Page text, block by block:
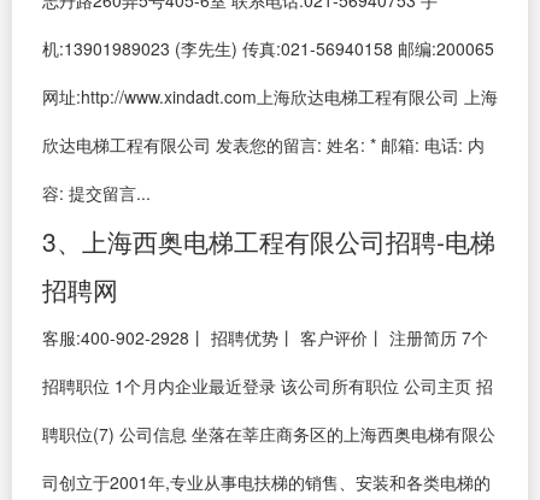
机:13901989023 (李先生) 传真:021-56940158 邮编:200065
网址:http://www.xindadt.com上海欣达电梯工程有限公司 上海
欣达电梯工程有限公司 发表您的留言: 姓名: * 邮箱: 电话: 内
容: 提交留言...
3、上海西奥电梯工程有限公司招聘-电梯
招聘网
客服:400-902-2928丨 招聘优势丨 客户评价丨 注册简历 7个
招聘职位 1个月内企业最近登录 该公司所有职位 公司主页 招
聘职位(7) 公司信息 坐落在莘庄商务区的上海西奥电梯有限公
司创立于2001年,专业从事电扶梯的销售、安装和各类电梯的